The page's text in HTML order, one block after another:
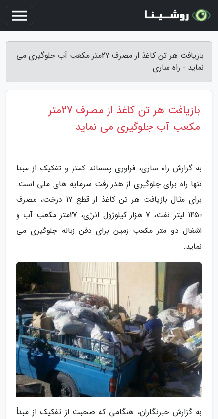
بازیافت هر تن کاغذ از مصرف 27متر مکعب آب جلوگیری می
نماید - راه ساری
بازیافت هر تن کاغذ از مصرف 27متر
مکعب آب جلوگیری می نماید
به گزارش راه ساری، فراوری پسماند کمتر و تفکیک از مبدا
تنها راه برای جلوگیری از هدر رفت سرمایه های ملی است.
برای مثال بازیافت هر تن کاغذ از قطع 17 درخت، مصرف
1450 لیتر نفت، 7 هزار کیلوژول انرژی، 27متر مکعب آب و
اشغال دو متر مکعب زمین برای دفن زباله جلوگیری می
نماید.
به گزارش خبرنگاران، هنگامی که صحبت از تفکیک از مبدأ